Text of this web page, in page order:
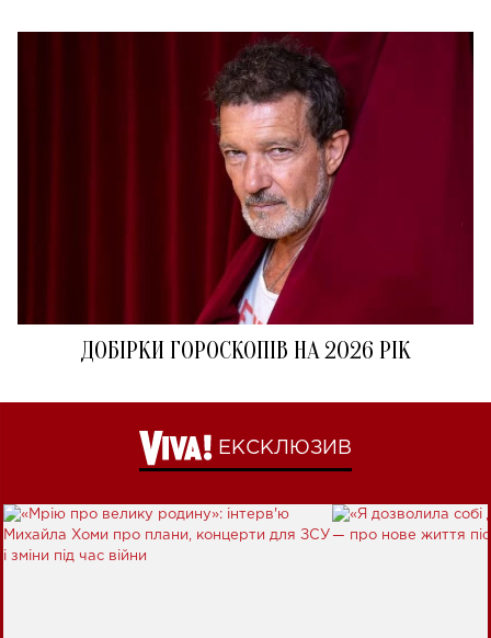
ДОБІРКИ ГОРОСКОПІВ НА 2026 РІК
ЕКСКЛЮЗИВ